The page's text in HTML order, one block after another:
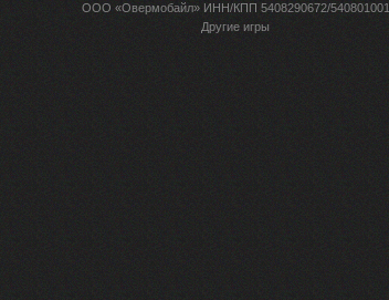
ООО «Овермобайл» ИНН/КПП 5408290672/540801001
Другие игры